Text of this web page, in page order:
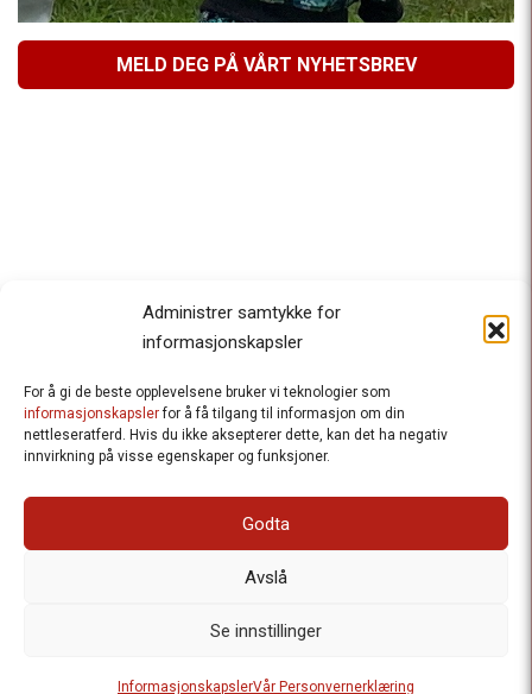
Administrer samtykke for
informasjonskapsler
For å gi de beste opplevelsene bruker vi teknologier som
informasjonskapslerfor å få tilgang til informasjon om din
nettleseratferd. Hvis du ikke aksepterer dette, kan det ha negativ
innvirkning på visse egenskaper og funksjoner.
Godta
Avslå
Se innstillinger
InformasjonskapslerVår Personvernerklæring
MELD DEG PÅ VÅRT NYHETSBREV
Besteforeldrenes klimaaksjon
Ansvarlig redaktør
: Halfdan Wiik |
: Postboks 1231 Vika, 0110 Oslo.
Organisasjonsnummer